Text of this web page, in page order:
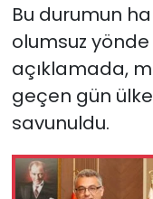
Bu durumun
olumsuz
açıklamada,
geçen gün
savunuldu.